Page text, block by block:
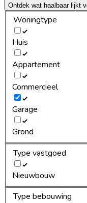
Ontdek wat haalbaar lijkt
Woningtype
Huis
Appartement
Commercieel
Garage
Grond
Type vastgoed
Nieuwbouw
Type bebouwing